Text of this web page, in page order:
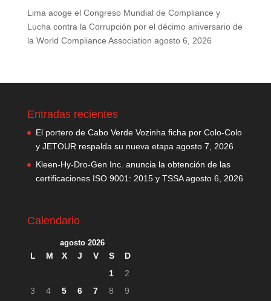
Lima acoge el Congreso Mundial de Compliance y
Lucha contra la Corrupción por el décimo aniversario de
la World Compliance Association agosto 6, 2026
Entradas recientes
El portero de Cabo Verde Vozinha ficha por Colo-Colo
y JETOUR respalda su nueva etapa agosto 7, 2026
Kleen-Hy-Dro-Gen Inc. anuncia la obtención de las
certificaciones ISO 9001: 2015 y TSSA agosto 6, 2026
Calendario
agosto 2026
L M X J V S
D
1
2
3
4 5 6 7 8
9